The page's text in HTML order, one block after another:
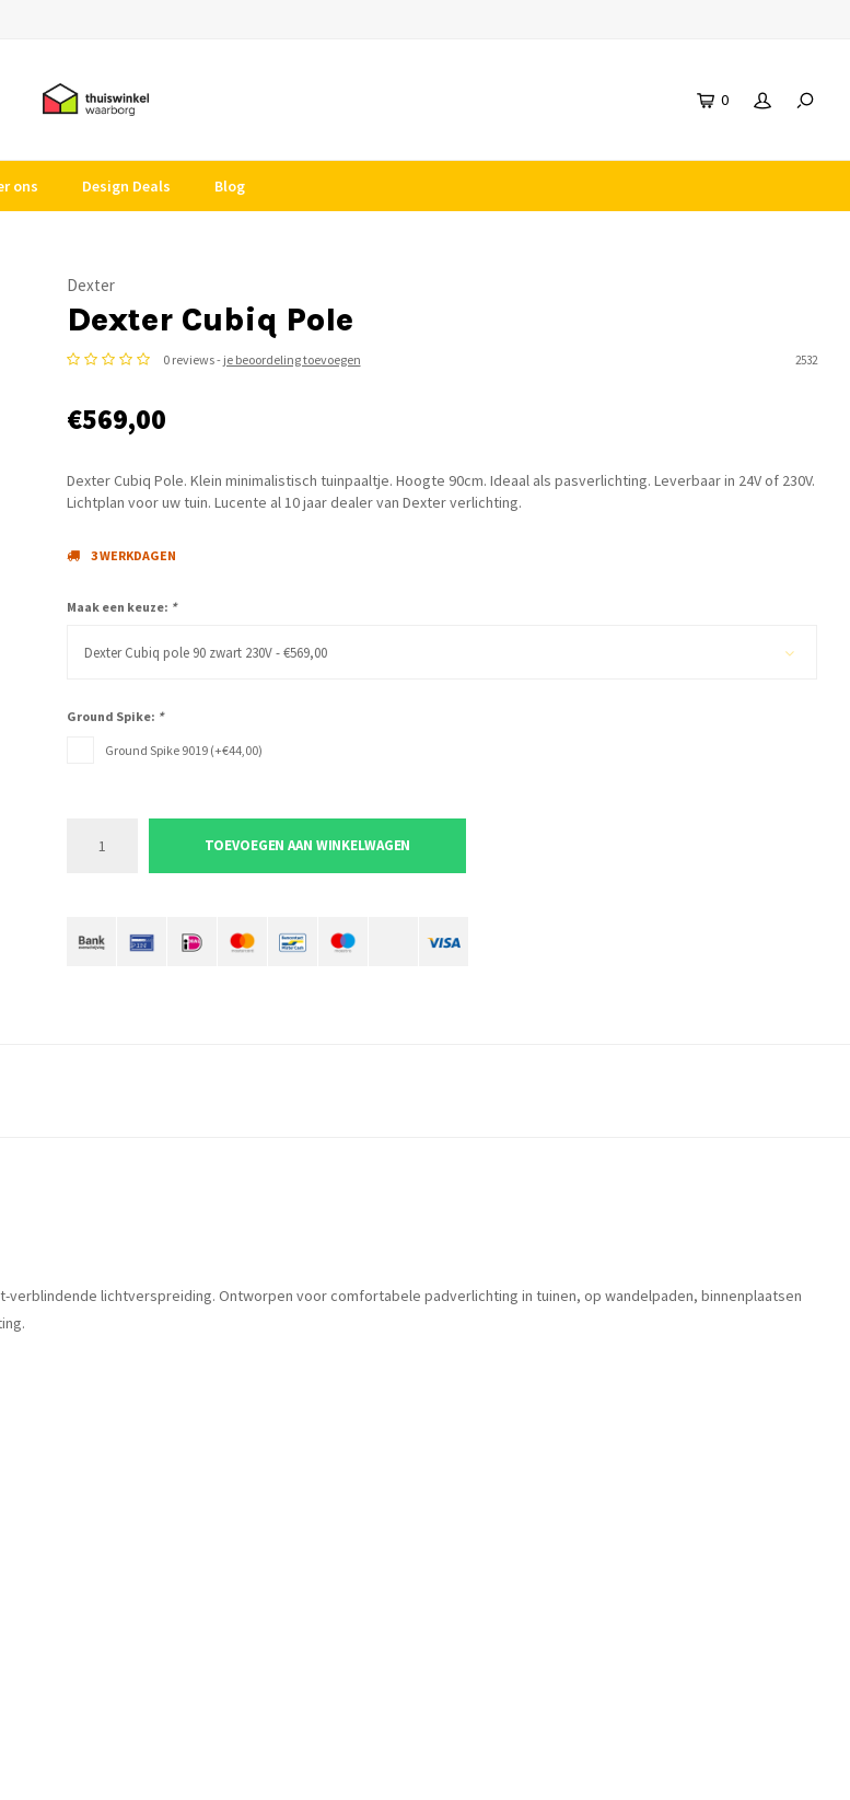
0
ons Design Deals Blog
Dexter
Dexter Cubiq Pole
0 reviews - je beoordeling toevoegen 2532
€569,00
Dexter Cubiq Pole. Klein minimalistisch tuinpaaltje. Hoogte 90cm. Ideaal als pasverlichting. Leverbaar in 24V of 230V.
Lichtplan voor uw tuin. Lucente al 10 jaar dealer van Dexter verlichting.
3 WERKDAGEN
Maak een keuze: *
Dexter Cubiq pole 90 zwart 230V - €569,00
Ground Spike: *
Ground Spike 9019 (+€44,00)
TOEVOEGEN AAN WINKELWAGEN
lichtverspreiding. Ontworpen voor comfortabele padverlichting in tuinen, op wandelpaden, binnenplaatsen